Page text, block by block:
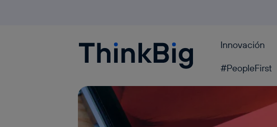
Blogthinkbig.com Innovación
#PeopleFirst